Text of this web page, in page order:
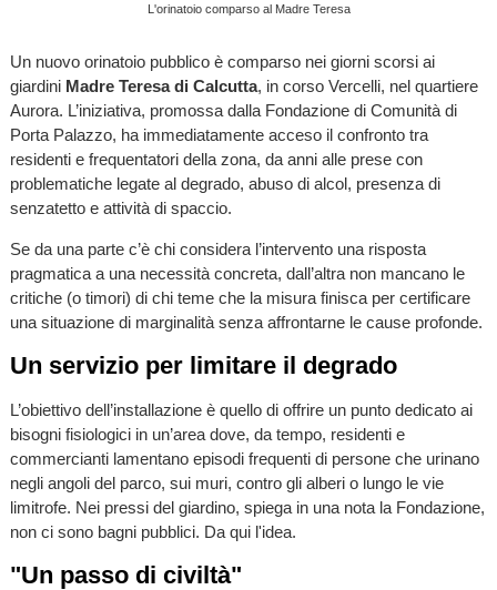
L'orinatoio comparso al Madre Teresa
Un nuovo orinatoio pubblico è comparso nei giorni scorsi ai
giardini Madre Teresa di Calcutta, in corso Vercelli, nel quartiere
Aurora. L’iniziativa, promossa dalla Fondazione di Comunità di
Porta Palazzo, ha immediatamente acceso il confronto tra
residenti e frequentatori della zona, da anni alle prese con
problematiche legate al degrado, abuso di alcol, presenza di
senzatetto e attività di spaccio.
Se da una parte c’è chi considera l’intervento una risposta
pragmatica a una necessità concreta, dall’altra non mancano le
critiche (o timori) di chi teme che la misura finisca per certificare
una situazione di marginalità senza affrontarne le cause profonde.
Un servizio per limitare il degrado
L’obiettivo dell’installazione è quello di offrire un punto dedicato ai
bisogni fisiologici in un’area dove, da tempo, residenti e
commercianti lamentano episodi frequenti di persone che urinano
negli angoli del parco, sui muri, contro gli alberi o lungo le vie
limitrofe. Nei pressi del giardino, spiega in una nota la Fondazione,
non ci sono bagni pubblici. Da qui l'idea.
"Un passo di civiltà"